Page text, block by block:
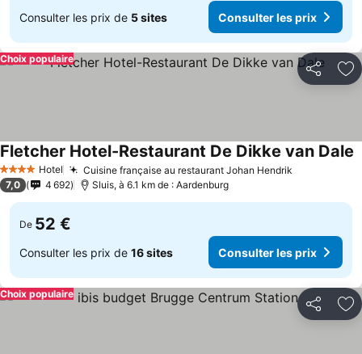
Consulter les prix de 5 sites Consulter les prix
Partager
Choix populaire
4 Étoiles Hotel Cuisine française au restaurant Johan Hendrik
Fletcher Hotel-Restaurant De Dikke van Dale
7,0 4 692 Sluis, à 6.1 km de : Aardenburg
De 52 €
Consulter les prix de 16 sites Consulter les prix
Partager
Choix populaire